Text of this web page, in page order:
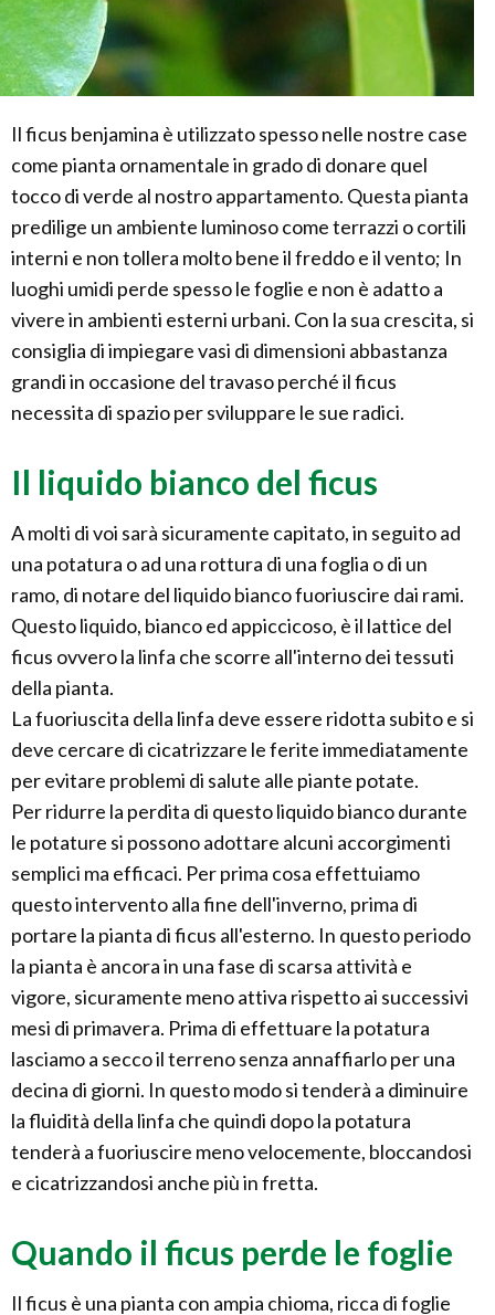
Il ficus benjamina è utilizzato spesso nelle nostre case
come pianta ornamentale in grado di donare quel
tocco di verde al nostro appartamento. Questa pianta
predilige un ambiente luminoso come terrazzi o cortili
interni e non tollera molto bene il freddo e il vento; In
luoghi umidi perde spesso le foglie e non è adatto a
vivere in ambienti esterni urbani. Con la sua crescita, si
consiglia di impiegare vasi di dimensioni abbastanza
grandi in occasione del travaso perché il ficus
necessita di spazio per sviluppare le sue radici.
Il liquido bianco del ficus
A molti di voi sarà sicuramente capitato, in seguito ad
una potatura o ad una rottura di una foglia o di un
ramo, di notare del liquido bianco fuoriuscire dai rami.
Questo liquido, bianco ed appiccicoso, è il lattice del
ficus ovvero la linfa che scorre all'interno dei tessuti
della pianta.
La fuoriuscita della linfa deve essere ridotta subito e si
deve cercare di cicatrizzare le ferite immediatamente
per evitare problemi di salute alle piante potate.
Per ridurre la perdita di questo liquido bianco durante
le potature si possono adottare alcuni accorgimenti
semplici ma efficaci. Per prima cosa effettuiamo
questo intervento alla fine dell'inverno, prima di
portare la pianta di ficus all'esterno. In questo periodo
la pianta è ancora in una fase di scarsa attività e
vigore, sicuramente meno attiva rispetto ai successivi
mesi di primavera. Prima di effettuare la potatura
lasciamo a secco il terreno senza annaffiarlo per una
decina di giorni. In questo modo si tenderà a diminuire
la fluidità della linfa che quindi dopo la potatura
tenderà a fuoriuscire meno velocemente, bloccandosi
e cicatrizzandosi anche più in fretta.
Quando il ficus perde le foglie
Il ficus è una pianta con ampia chioma, ricca di foglie